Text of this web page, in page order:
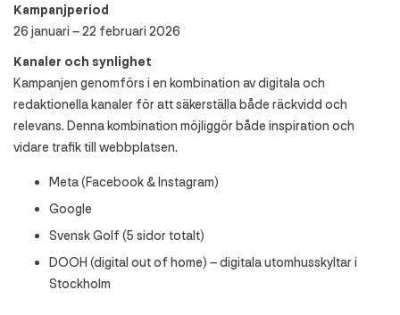
Kampanjperiod
26 januari – 22 februari 2026
Kanaler och synlighet
Kampanjen genomförs i en kombination av digitala och
redaktionella kanaler för att säkerställa både räckvidd och
relevans. Denna kombination möjliggör både inspiration och
vidare trafik till webbplatsen.
Meta (Facebook & Instagram)
Google
Svensk Golf (5 sidor totalt)
DOOH (digital out of home) – digitala utomhusskyltar i
Stockholm